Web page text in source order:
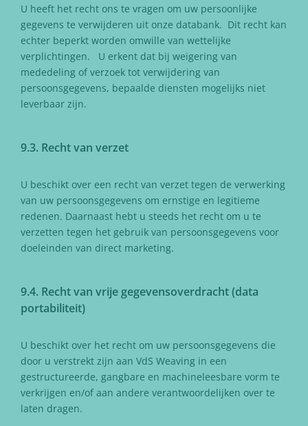
U heeft het recht ons te vragen om uw persoonlijke
gegevens te verwijderen uit onze databank. Dit recht kan
echter beperkt worden omwille van wettelijke
verplichtingen. U erkent dat bij weigering van
mededeling of verzoek tot verwijdering van
persoonsgegevens, bepaalde diensten mogelijks niet
leverbaar zijn.
9.3. Recht van verzet
U beschikt over een recht van verzet tegen de verwerking
van uw persoonsgegevens om ernstige en legitieme
redenen. Daarnaast hebt u steeds het recht om u te
verzetten tegen het gebruik van persoonsgegevens voor
doeleinden van direct marketing.
9.4. Recht van vrije gegevensoverdracht (data
portabiliteit)
U beschikt over het recht om uw persoonsgegevens die
door u verstrekt zijn aan VdS Weaving in een
gestructureerde, gangbare en machineleesbare vorm te
verkrijgen en/of aan andere verantwoordelijken over te
laten dragen.